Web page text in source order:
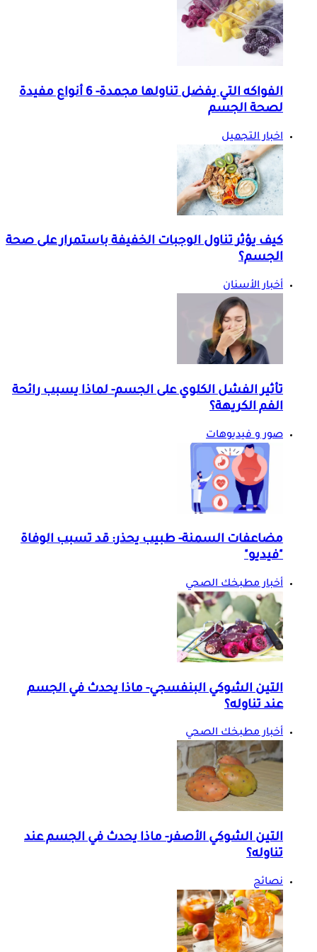
الفواكه التي يفضل تناولها مجمدة- 6 أنواع مفيدة
لصحة الجسم
اخبار التجميل
كيف يؤثر تناول الوجبات الخفيفة باستمرار على صحة
الجسم؟
أخبار الأسنان
تأثير الفشل الكلوي على الجسم- لماذا يسبب رائحة
الفم الكريهة؟
صور و فيديوهات
مضاعفات السمنة- طبيب يحذر: قد تسبب الوفاة
"فيديو"
أخبار مطبخك الصحي
التين الشوكي البنفسجي- ماذا يحدث في الجسم
عند تناوله؟
أخبار مطبخك الصحي
التين الشوكي الأصفر- ماذا يحدث في الجسم عند
تناوله؟
نصائح